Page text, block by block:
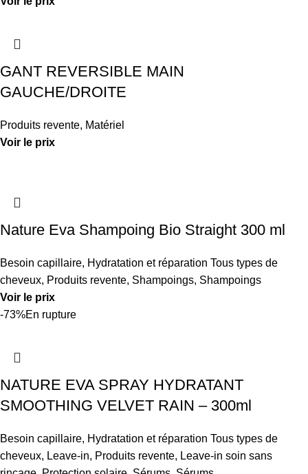
GANT REVERSIBLE MAIN
GAUCHE/DROITE
Produits revente, Matériel
Voir le prix
Nature Eva Shampoing Bio Straight 300 ml
Besoin capillaire, Hydratation et réparation Tous types de
cheveux, Produits revente, Shampoings, Shampoings
Voir le prix
-73%En rupture
NATURE EVA SPRAY HYDRATANT
SMOOTHING VELVET RAIN – 300ml
Besoin capillaire, Hydratation et réparation Tous types de
cheveux, Leave-in, Produits revente, Leave-in soin sans